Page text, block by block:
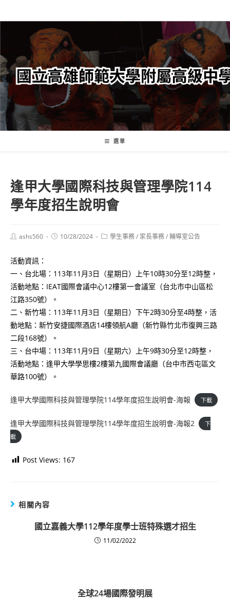
轉
要
內
容
選單
逢甲大學國際科技與管理學院114
學年度招生說明會
Postashs560
Post10/28/2024
Post學生事務/ 家長事務/輔導室公告
活動資訊：
一、台北場：113年11月3日（星期日）上午10時30分至12時整，
活動地點：IEAT國際會議中心12樓第一會議室（台北市中山區松
江路350號）。
二、新竹場：113年11月3日（星期日）下午2時30分至4時整，活
動地點：新竹安捷國際酒店14樓領航A廳（新竹縣竹北市復興三路
二段168號）。
三、台中場：113年11月9日（星期六）上午9時30分至12時整，
活動地點：逢甲大學學思樓2樓第九國際會議廳（台中市西屯區文
華路100號）。
逢甲大學國際科技與管理學院114學年度招生說明會-海報 下載
逢甲大學國際科技與管理學院114學年度招生說明會-海報2
下
載
Post Views: 167
相關內容
國立嘉義大學112學年度學士班特殊選才招生
11/02/2022
全球24場國際發明展